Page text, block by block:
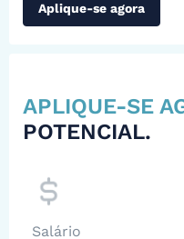
Aplique-se agora
APLIQUE-SE
POTENCIAL.
Salário